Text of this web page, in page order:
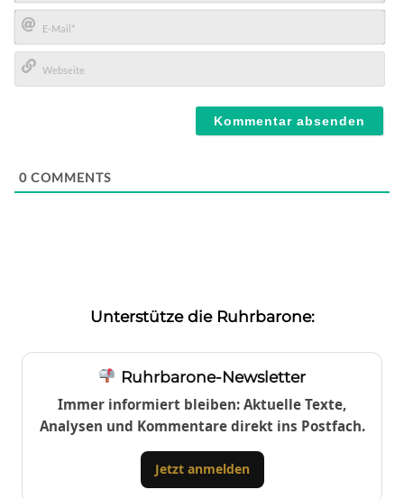
Name*
E-
Mail*
0 COMMENTS
Unterstütze die Ruhrbarone:
Ruhrbarone-Newsletter
Immer informiert bleiben: Aktuelle Texte,
Analysen und Kommentare direkt ins Postfach.
Jetzt anmelden